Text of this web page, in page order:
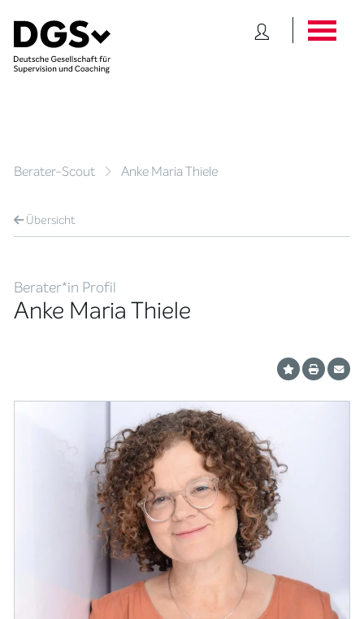
Berater-Scout Anke Maria Thiele
Übersicht
Berater*in Profil
Anke Maria Thiele